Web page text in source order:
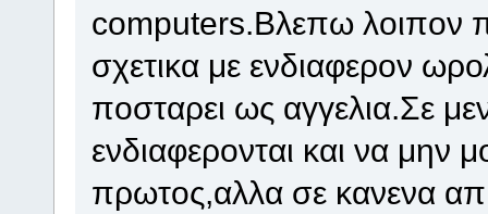
computers.Βλεπω λοιπον
σχετικα με ενδιαφερον
ποσταρει ως αγγελια.Σε
ενδιαφερονται και να μην
πρωτος,αλλα σε κανενα